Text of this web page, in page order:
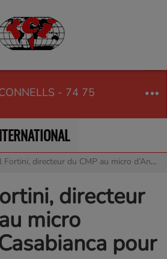
- 74 75
directeur du CMP au micro d’André Casabianca pour RCI.
directeur
micro
pour